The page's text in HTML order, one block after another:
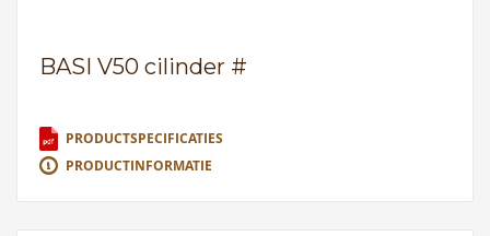
BASI V50 cilinder #
PRODUCTSPECIFICATIES
PRODUCTINFORMATIE